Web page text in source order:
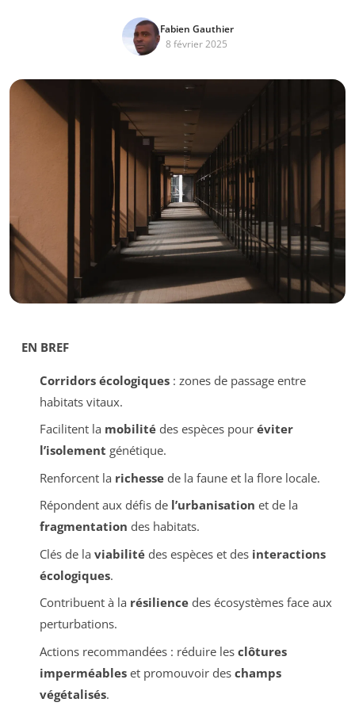
Fabien Gauthier
8 février 2025
EN BREF
Corridors écologiques: zones de passage entre
habitats vitaux.
Facilitent la mobilitédes espèces pour éviter
l’isolement génétique.
Renforcent la richessede la faune et la flore locale.
Répondent aux défis de l’urbanisation et de la
fragmentation des habitats.
Clés de la viabilitédes espèces et des interactions
écologiques.
Contribuent à la résiliencedes écosystèmes face aux
perturbations.
Actions recommandées : réduire les clôtures
imperméableset promouvoir des champs
végétalisés.